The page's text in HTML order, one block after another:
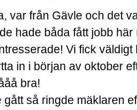
var från Gävle och det
hade båda fått jobb
Vi fick
in i början av oktober
bra!
gått så ringde mäklaren